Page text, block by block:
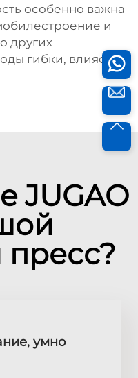
особенно важна
и
других
гибки, влияет на
JUGAO
умно